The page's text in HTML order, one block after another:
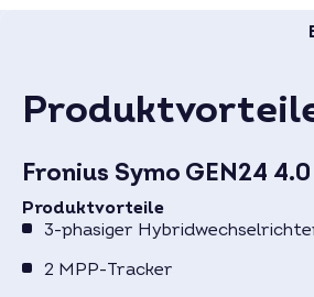
Fronius Symo GEN24
Produktvorteile
3-phasiger
2 MPP-Tracker